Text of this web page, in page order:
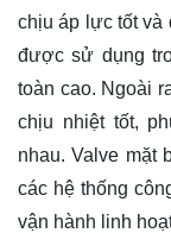
chịu áp lực tốt và
được sử dụng
toàn cao. Ngoài
chịu nhiệt tốt,
nhau. Valve mặt
các hệ thống
vận hành linh